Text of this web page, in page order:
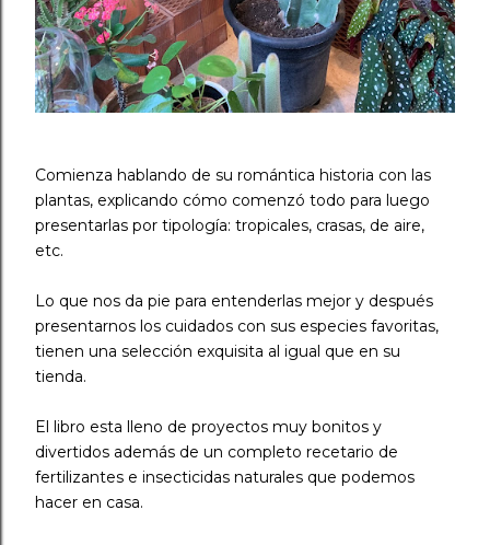
Comienza hablando de su romántica historia con las
plantas, explicando cómo comenzó todo para luego
presentarlas por tipología: tropicales, crasas, de aire,
etc. ⠀
Lo que nos da pie para entenderlas mejor y después
presentarnos los cuidados con sus especies favoritas,
tienen una selección exquisita al igual que en su
tienda. ⠀
El libro esta lleno de proyectos muy bonitos y
divertidos además de un completo recetario de
fertilizantes e insecticidas naturales que podemos
hacer en casa. ⠀